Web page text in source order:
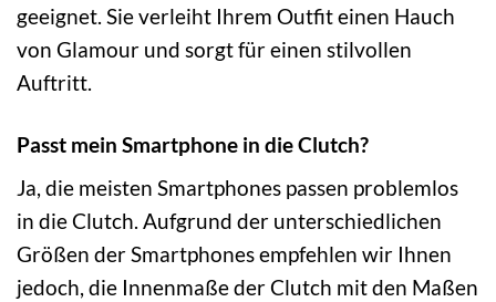
geeignet. Sie verleiht Ihrem Outfit einen Hauch
von Glamour und sorgt für einen stilvollen
Auftritt.
Passt mein Smartphone in die Clutch?
Ja, die meisten Smartphones passen problemlos
in die Clutch. Aufgrund der unterschiedlichen
Größen der Smartphones empfehlen wir Ihnen
jedoch, die Innenmaße der Clutch mit den Maßen